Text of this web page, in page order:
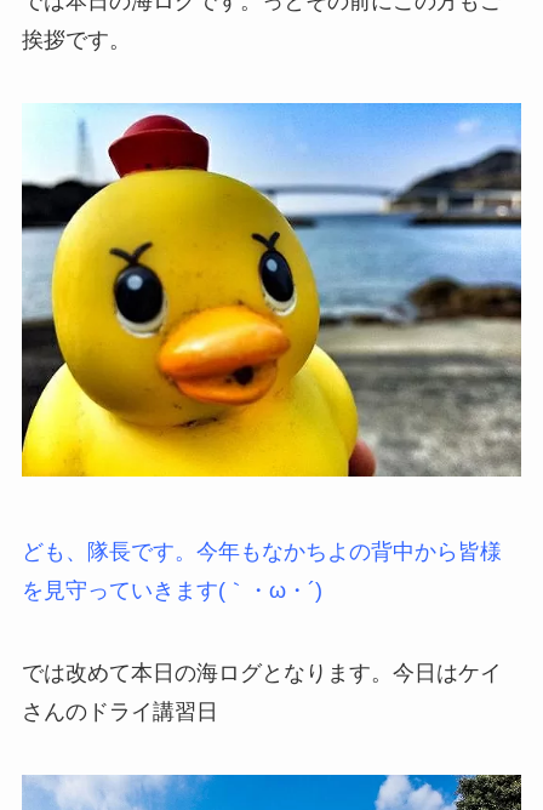
挨拶です。
ども、隊長です。今年もなかちよの背中から皆様
を見守っていきます(｀・ω・´)
では改めて本日の海ログとなります。今日はケイ
さんのドライ講習日